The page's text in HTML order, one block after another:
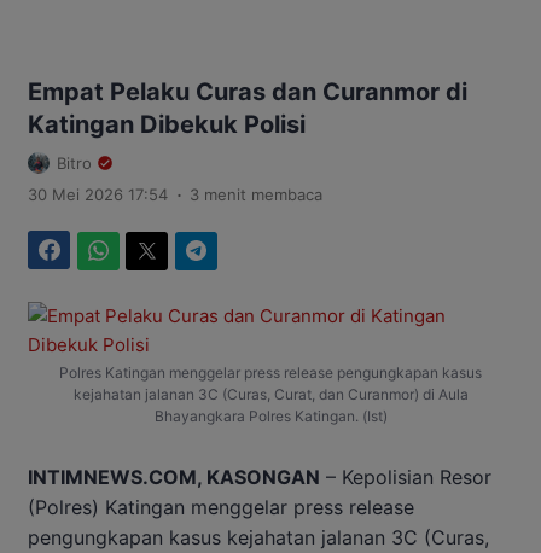
Empat Pelaku Curas dan Curanmor di
Katingan Dibekuk Polisi
Bitro
30 Mei 2026 17:54 . 3 menit membaca
Polres Katingan menggelar press release pengungkapan kasus
kejahatan jalanan 3C (Curas, Curat, dan Curanmor) di Aula
Bhayangkara Polres Katingan. (Ist)
INTIMNEWS.COM, KASONGAN – Kepolisian Resor
(Polres) Katingan menggelar press release
pengungkapan kasus kejahatan jalanan 3C (Curas,